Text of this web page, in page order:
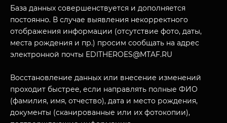
МУЗЕЙНЫЙ КОМПЛЕКС
О НАС
База данных совершенствуется и дополняется
постоянно. В случае выявления некорректного
отображения информации (отсутствие фото, даты,
места рождения и пр.) просим сообщать на адрес
электронной почты EDITHEROES@MTAF.RU
Восстановление данных или внесение изменений
проходит быстрее, если направлять полные ФИО
(фамилия, имя, отчество), дата и место рождения,
документы (сканированные или их фотокопии),